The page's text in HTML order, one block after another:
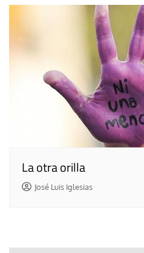
La otra orilla
José Luis Iglesias